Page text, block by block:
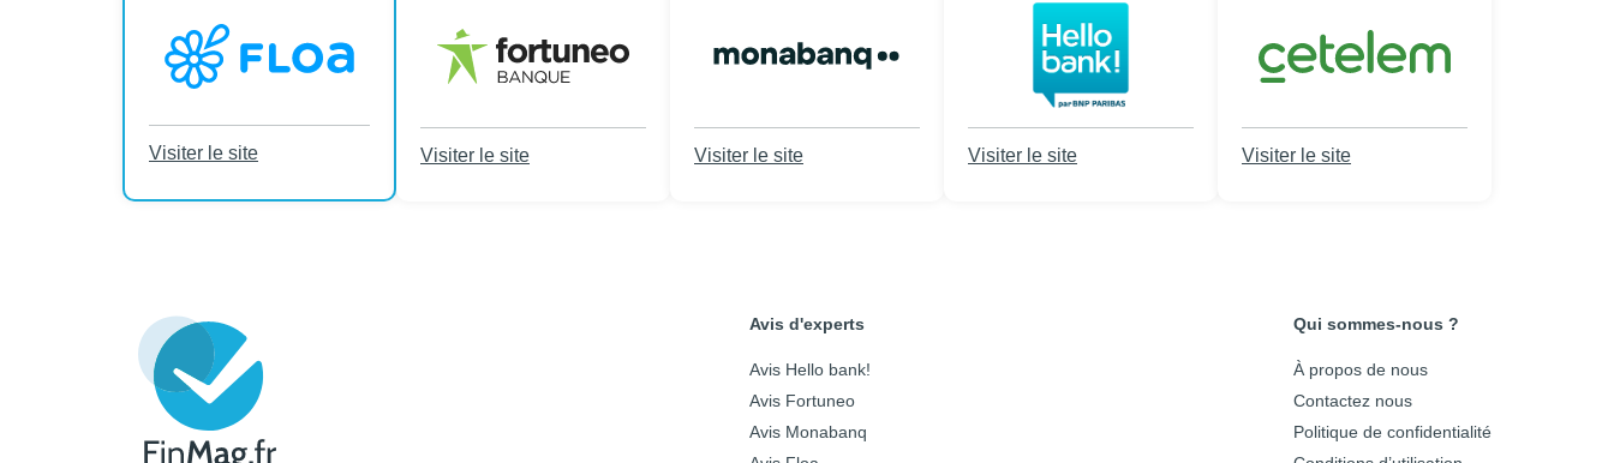
Visiter le site Visiter le site Visiter le site Visiter le site Visiter le site
Avis d'experts
Avis Hello bank!
Avis Fortuneo
Avis Monabanq
Qui sommes-nous ?
À propos de nous
Contactez nous
Politique de confidentialité